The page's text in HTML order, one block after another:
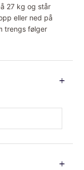
27 kg og står
eller ned på
trengs følger